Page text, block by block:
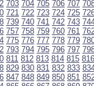
703 704 705 706 707
721 722 723 724 725
739 740 741 742 743
757 758 759 760 761
775 776 777 778 779
793 794 795 796 797
811 812 813 814 815 816
829 830 831 832 833
847 848 849 850 851